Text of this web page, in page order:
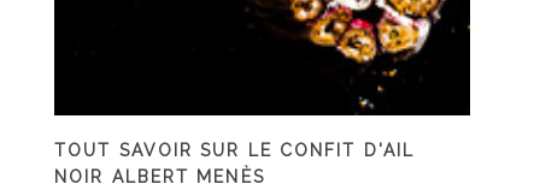
TOUT SAVOIR SUR LE CONFIT D'AIL
NOIR ALBERT MENÈS